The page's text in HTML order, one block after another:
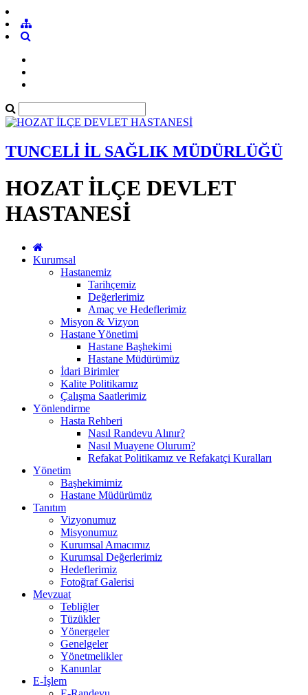
TUNCELİ İL SAĞLIK MÜDÜRLÜĞÜ
HOZAT İLÇE DEVLET
HASTANESİ
Kurumsal
Hastanemiz
Tarihçemiz
Değerlerimiz
Amaç ve Hedeflerimiz
Misyon & Vizyon
Hastane Yönetimi
Hastane Başhekimi
Hastane Müdürümüz
İdari Birimler
Kalite Politikamız
Çalışma Saatlerimiz
Yönlendirme
Hasta Rehberi
Nasıl Randevu Alınır?
Nasıl Muayene Olurum?
Refakat Politikamız ve Refakatçi Kuralları
Yönetim
Başhekimimiz
Hastane Müdürümüz
Tanıtım
Vizyonumuz
Misyonumuz
Kurumsal Amacımız
Kurumsal Değerlerimiz
Hedeflerimiz
Fotoğraf Galerisi
Mevzuat
Tebliğler
Tüzükler
Yönergeler
Genelgeler
Yönetmelikler
Kanunlar
E-İşlem